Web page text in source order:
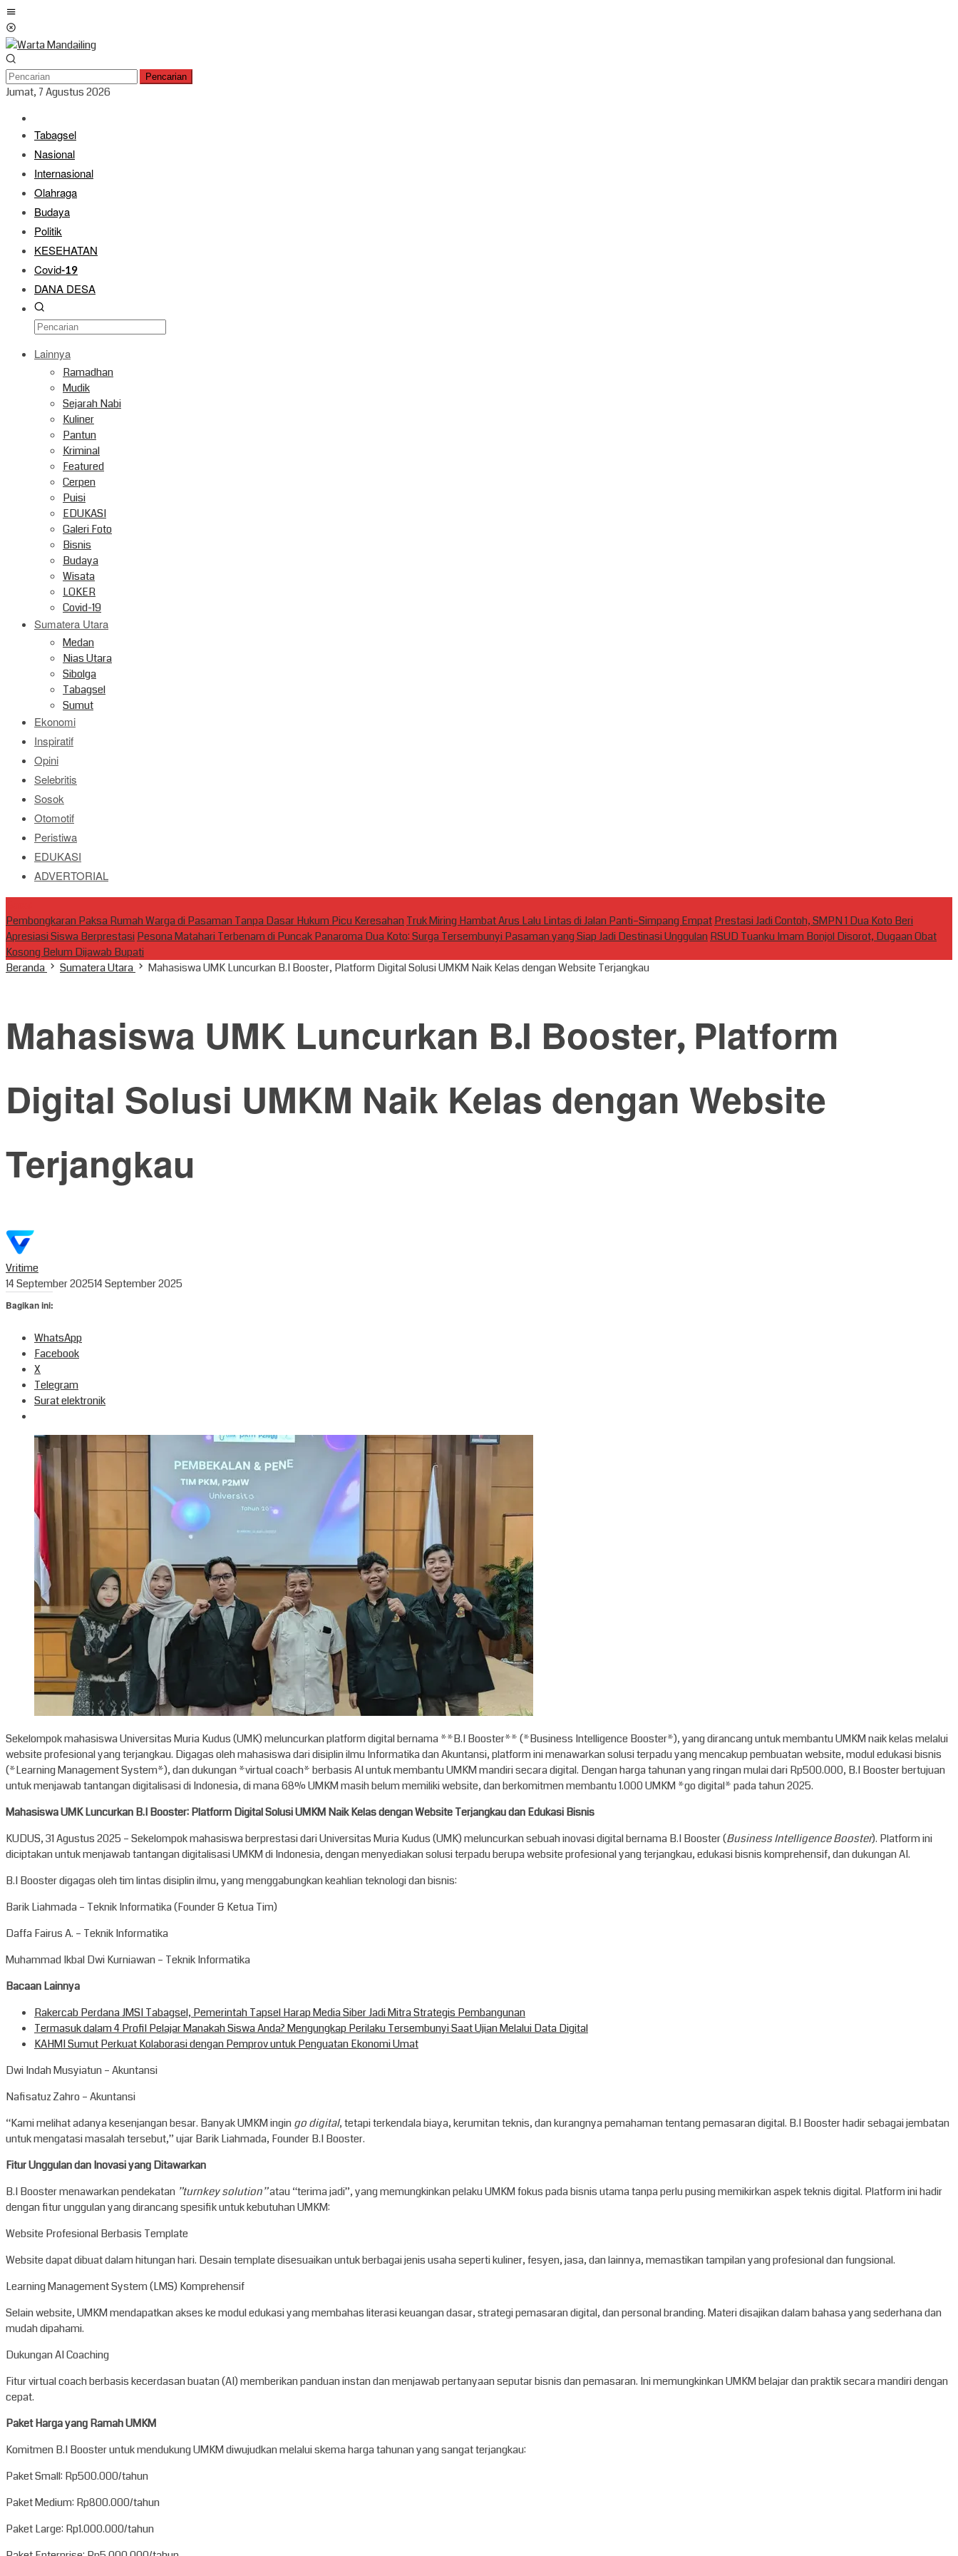
Loncat
ke
konten
Pencarian
Jumat, 7 Agustus 2026
Tabagsel
Nasional
Internasional
Olahraga
Budaya
Politik
KESEHATAN
Covid-19
DANA DESA
Lainnya
Ramadhan
Mudik
Sejarah Nabi
Kuliner
Pantun
Kriminal
Featured
Cerpen
Puisi
EDUKASI
Galeri Foto
Bisnis
Budaya
Wisata
LOKER
Covid-19
Sumatera Utara
Medan
Nias Utara
Sibolga
Tabagsel
Sumut
Ekonomi
Inspiratif
Opini
Selebritis
Sosok
Otomotif
Peristiwa
EDUKASI
ADVERTORIAL
Pembongkaran Paksa Rumah Warga di Pasaman Tanpa Dasar Hukum Picu Keresahan Truk Miring Hambat Arus Lalu Lintas di Jalan Panti–Simpang EmpatPrestasi Jadi Contoh, SMPN 1 Dua Koto Beri
Apresiasi Siswa BerprestasiPesona Matahari Terbenam di Puncak Panaroma Dua Koto: Surga Tersembunyi Pasaman yang Siap Jadi Destinasi Unggulan RSUD Tuanku Imam Bonjol Disorot, Dugaan Obat
Kosong Belum Dijawab Bupati
Beranda
Sumatera Utara Mahasiswa UMK Luncurkan B.I Booster, Platform Digital Solusi UMKM Naik Kelas dengan Website Terjangkau
Mahasiswa UMK Luncurkan B.I Booster, Platform
Digital Solusi UMKM Naik Kelas dengan Website
Terjangkau
Vritime
14 September 202514 September 2025
Bagikan ini:
WhatsApp
Facebook
X
Telegram
Surat elektronik
Sekelompok mahasiswa Universitas Muria Kudus (UMK) meluncurkan platform digital bernama **B.I Booster** (*Business Intelligence Booster*), yang dirancang untuk membantu UMKM naik kelas melalui
website profesional yang terjangkau. Digagas oleh mahasiswa dari disiplin ilmu Informatika dan Akuntansi, platform ini menawarkan solusi terpadu yang mencakup pembuatan website, modul edukasi bisnis
(*Learning Management System*), dan dukungan *virtual coach* berbasis AI untuk membantu UMKM mandiri secara digital. Dengan harga tahunan yang ringan mulai dari Rp500.000, B.I Booster bertujuan
untuk menjawab tantangan digitalisasi di Indonesia, di mana 68% UMKM masih belum memiliki website, dan berkomitmen membantu 1.000 UMKM *go digital* pada tahun 2025.
Mahasiswa UMK Luncurkan B.I Booster: Platform Digital Solusi UMKM Naik Kelas dengan Website Terjangkau dan Edukasi Bisnis
KUDUS, 31 Agustus 2025 – Sekelompok mahasiswa berprestasi dari Universitas Muria Kudus (UMK) meluncurkan sebuah inovasi digital bernama B.I Booster (Business Intelligence Booster). Platform ini
diciptakan untuk menjawab tantangan digitalisasi UMKM di Indonesia, dengan menyediakan solusi terpadu berupa website profesional yang terjangkau, edukasi bisnis komprehensif, dan dukungan AI.
B.I Booster digagas oleh tim lintas disiplin ilmu, yang menggabungkan keahlian teknologi dan bisnis:
Barik Liahmada – Teknik Informatika (Founder & Ketua Tim)
Daffa Fairus A. – Teknik Informatika
Muhammad Ikbal Dwi Kurniawan – Teknik Informatika
Bacaan Lainnya
Rakercab Perdana JMSI Tabagsel, Pemerintah Tapsel Harap Media Siber Jadi Mitra Strategis Pembangunan
Termasuk dalam 4 Profil Pelajar Manakah Siswa Anda? Mengungkap Perilaku Tersembunyi Saat Ujian Melalui Data Digital
KAHMI Sumut Perkuat Kolaborasi dengan Pemprov untuk Penguatan Ekonomi Umat
Dwi Indah Musyiatun – Akuntansi
Nafisatuz Zahro – Akuntansi
“Kami melihat adanya kesenjangan besar. Banyak UMKM ingingo digital, tetapi terkendala biaya, kerumitan teknis, dan kurangnya pemahaman tentang pemasaran digital. B.I Booster hadir sebagai jembatan
untuk mengatasi masalah tersebut,” ujar Barik Liahmada, Founder B.I Booster.
Fitur Unggulan dan Inovasi yang Ditawarkan
B.I Booster menawarkan pendekatan ”turnkey solution”atau “terima jadi”, yang memungkinkan pelaku UMKM fokus pada bisnis utama tanpa perlu pusing memikirkan aspek teknis digital. Platform ini hadir
dengan fitur unggulan yang dirancang spesifik untuk kebutuhan UMKM:
Website Profesional Berbasis Template
Website dapat dibuat dalam hitungan hari. Desain template disesuaikan untuk berbagai jenis usaha seperti kuliner, fesyen, jasa, dan lainnya, memastikan tampilan yang profesional dan fungsional.
Learning Management System (LMS) Komprehensif
Selain website, UMKM mendapatkan akses ke modul edukasi yang membahas literasi keuangan dasar, strategi pemasaran digital, dan personal branding. Materi disajikan dalam bahasa yang sederhana dan
mudah dipahami.
Dukungan AI Coaching
Fitur virtual coach berbasis kecerdasan buatan (AI) memberikan panduan instan dan menjawab pertanyaan seputar bisnis dan pemasaran. Ini memungkinkan UMKM belajar dan praktik secara mandiri dengan
cepat.
Paket Harga yang Ramah UMKM
Komitmen B.I Booster untuk mendukung UMKM diwujudkan melalui skema harga tahunan yang sangat terjangkau:
Paket Small: Rp500.000/tahun
Paket Medium: Rp800.000/tahun
Paket Large: Rp1.000.000/tahun